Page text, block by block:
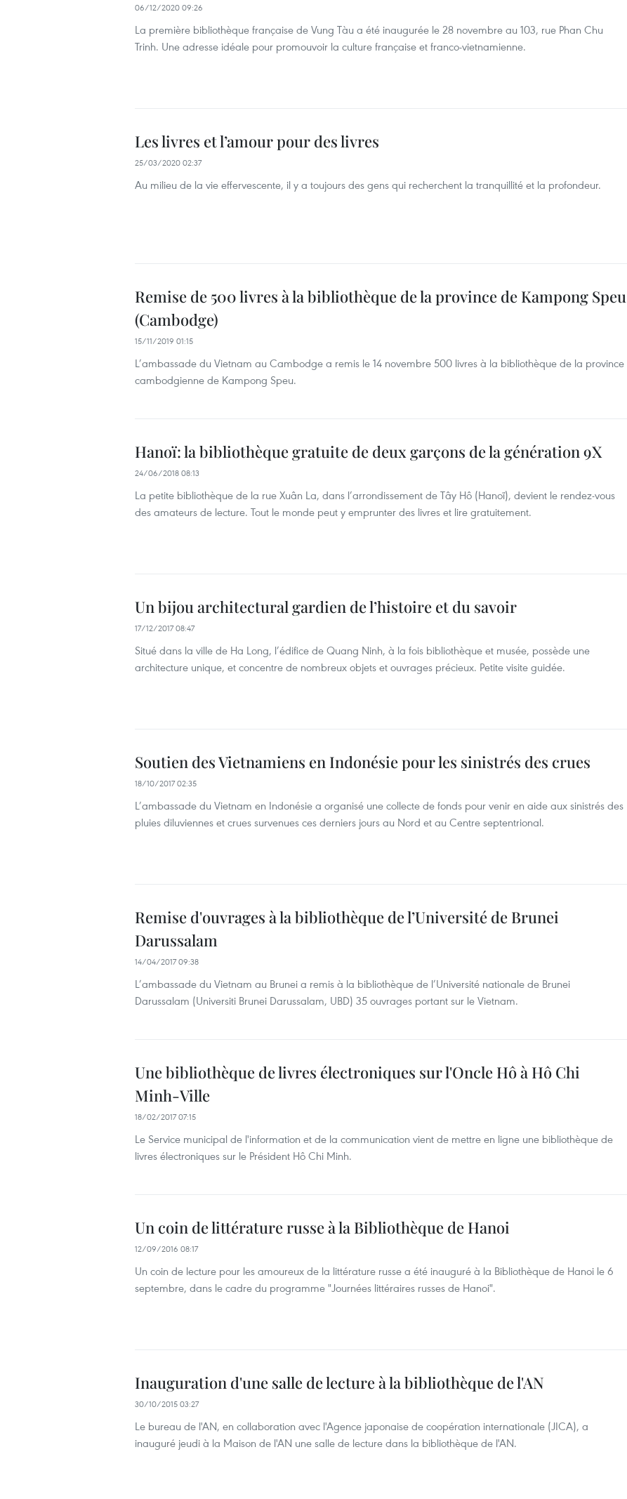
06/12/2020 09:26
La première bibliothèque française de Vung Tàu a été inaugurée le 28 novembre au 103, rue Phan Chu
Trinh. Une adresse idéale pour promouvoir la culture française et franco-vietnamienne.
Les livres et l’amour pour des livres
25/03/2020 02:37
Au milieu de la vie effervescente, il y a toujours des gens qui recherchent la tranquillité et la profondeur.
Remise de 500 livres à la bibliothèque de la province de Kampong Speu
(Cambodge)
15/11/2019 01:15
L’ambassade du Vietnam au Cambodge a remis le 14 novembre 500 livres à la bibliothèque de la province
cambodgienne de Kampong Speu.
Hanoï: la bibliothèque gratuite de deux garçons de la génération 9X
24/06/2018 08:13
La petite bibliothèque de la rue Xuân La, dans l’arrondissement de Tây Hô (Hanoï), devient le rendez-vous
des amateurs de lecture. Tout le monde peut y emprunter des livres et lire gratuitement.
Un bijou architectural gardien de l’histoire et du savoir
17/12/2017 08:47
Situé dans la ville de Ha Long, l’édifice de Quang Ninh, à la fois bibliothèque et musée, possède une
architecture unique, et concentre de nombreux objets et ouvrages précieux. Petite visite guidée.
Soutien des Vietnamiens en Indonésie pour les sinistrés des crues
18/10/2017 02:35
L’ambassade du Vietnam en Indonésie a organisé une collecte de fonds pour venir en aide aux sinistrés des
pluies diluviennes et crues survenues ces derniers jours au Nord et au Centre septentrional.
Remise d'ouvrages à la bibliothèque de l’Université de Brunei
Darussalam
14/04/2017 09:38
L’ambassade du Vietnam au Brunei a remis à la bibliothèque de l’Université nationale de Brunei
Darussalam (Universiti Brunei Darussalam, UBD) 35 ouvrages portant sur le Vietnam.
Une bibliothèque de livres électroniques sur l'Oncle Hô à Hô Chi
Minh-Ville
18/02/2017 07:15
Le Service municipal de l'information et de la communication vient de mettre en ligne une bibliothèque de
livres électroniques sur le Président Hô Chi Minh.
Un coin de littérature russe à la Bibliothèque de Hanoi
12/09/2016 08:17
Un coin de lecture pour les amoureux de la littérature russe a été inauguré à la Bibliothèque de Hanoi le 6
septembre, dans le cadre du programme "Journées littéraires russes de Hanoi".
Inauguration d'une salle de lecture à la bibliothèque de l'AN
30/10/2015 03:27
Le bureau de l'AN, en collaboration avec l'Agence japonaise de coopération internationale (JICA), a
inauguré jeudi à la Maison de l'AN une salle de lecture dans la bibliothèque de l'AN.